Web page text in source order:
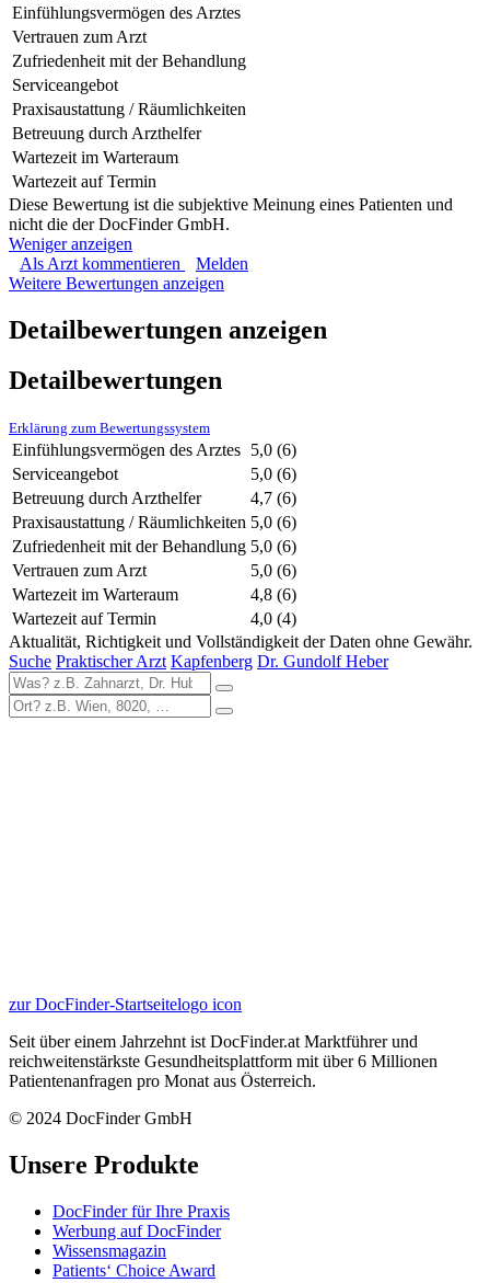
Einfühlungsvermögen des Arztes
Vertrauen zum Arzt
Zufriedenheit mit der Behandlung
Serviceangebot
Praxisaustattung / Räumlichkeiten
Betreuung durch Arzthelfer
Wartezeit im Warteraum
Wartezeit auf Termin
Diese Bewertung ist die subjektive Meinung eines Patienten und
nicht die der DocFinder GmbH.
Weniger anzeigen
Als Arzt kommentieren
Melden
Weitere Bewertungen anzeigen
Detailbewertungen anzeigen
Detailbewertungen
Erklärung zum Bewertungssystem
Einfühlungsvermögen des Arztes 5,0 (6)
Serviceangebot
5,0 (6)
Betreuung durch Arzthelfer
4,7 (6)
Praxisaustattung / Räumlichkeiten 5,0 (6)
Zufriedenheit mit der Behandlung 5,0 (6)
Vertrauen zum Arzt
5,0 (6)
Wartezeit im Warteraum
4,8 (6)
Wartezeit auf Termin
4,0 (4)
Aktualität, Richtigkeit und Vollständigkeit der Daten ohne Gewähr.
Suche Praktischer Arzt Kapfenberg Dr. Gundolf Heber
zur DocFinder-Startseitelogo icon
Seit über einem Jahrzehnt ist DocFinder.at Marktführer und
reichweitenstärkste Gesundheitsplattform mit über 6 Millionen
Patientenanfragen pro Monat aus Österreich.
© 2024 DocFinder GmbH
Unsere Produkte
DocFinder für Ihre Praxis
Werbung auf DocFinder
Wissensmagazin
Patients‘ Choice Award